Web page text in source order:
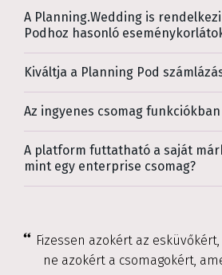
A Planning.Wedding is
Podhoz hasonló
Kiváltja a Planning Pod
Az ingyenes csomag
A platform futtatható a saját
mint egy enterprise csomag?
Fizessen azokért az
ne azokért a csomagokért,